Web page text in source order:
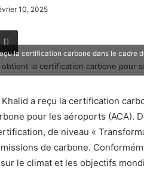
10, 2025
la certification carbone dans le cadre
a reçu la certification
pour les aéroports (ACA).
de niveau «
de carbone.
le climat et les objectifs